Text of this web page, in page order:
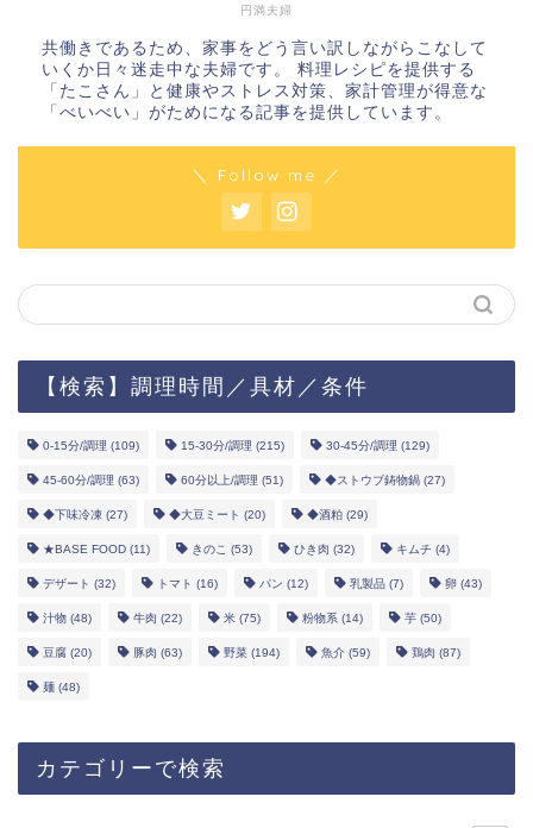
円満夫婦
共働きであるため、家事をどう言い訳しながらこなして
いくか日々迷走中な夫婦です。 料理レシピを提供する
「たこさん」と健康やストレス対策、家計管理が得意な
「べいべい」がためになる記事を提供しています。
＼ Follow me ／
【検索】調理時間／具材／条件
0-15分/調理 (109) 15-30分/調理 (215) 30-45分/調理 (129)
45-60分/調理 (63) 60分以上/調理 (51) ◆ストウブ鋳物鍋 (27)
◆下味冷凍 (27) ◆大豆ミート (20) ◆酒粕 (29)
★BASE FOOD (11) きのこ (53) ひき肉 (32) キムチ (4)
デザート (32) トマト (16) パン (12) 乳製品 (7) 卵 (43)
汁物 (48) 牛肉 (22) 米 (75) 粉物系 (14) 芋 (50)
豆腐 (20) 豚肉 (63) 野菜 (194) 魚介 (59) 鶏肉 (87)
麺 (48)
カテゴリーで検索